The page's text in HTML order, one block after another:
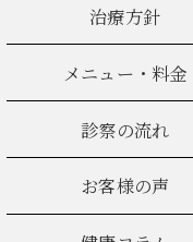
治療方針
メニュー・料金
診察の流れ
お客様の声